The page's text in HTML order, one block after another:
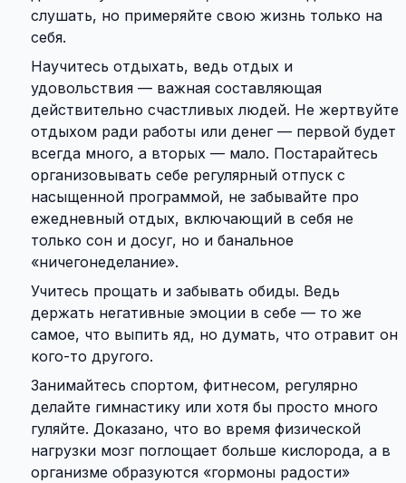
слушать, но примеряйте свою жизнь только на
себя.
Научитесь отдыхать, ведь отдых и
удовольствия — важная составляющая
действительно счастливых людей. Не жертвуйте
отдыхом ради работы или денег — первой будет
всегда много, а вторых — мало. Постарайтесь
организовывать себе регулярный отпуск с
насыщенной программой, не забывайте про
ежедневный отдых, включающий в себя не
только сон и досуг, но и банальное
«ничегонеделание».
Учитесь прощать и забывать обиды. Ведь
держать негативные эмоции в себе — то же
самое, что выпить яд, но думать, что отравит он
кого-то другого.
Занимайтесь спортом, фитнесом, регулярно
делайте гимнастику или хотя бы просто много
гуляйте. Доказано, что во время физической
нагрузки мозг поглощает больше кислорода, а в
организме образуются «гормоны радости»